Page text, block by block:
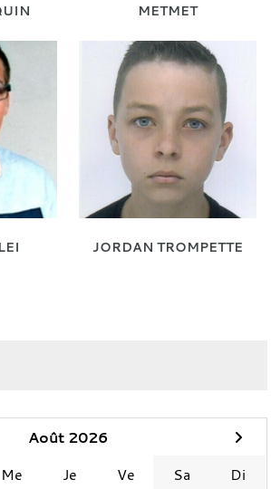
METMET
JORDAN TROMPETTE
Août 2026
Me Je Ve Sa
Di